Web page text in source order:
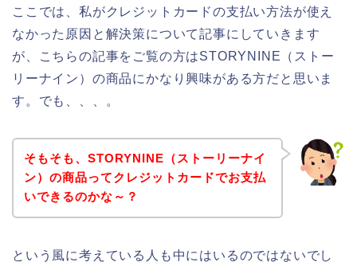
ここでは、私がクレジットカードの支払い方法が使え
なかった原因と解決策について記事にしていきます
が、こちらの記事をご覧の方はSTORYNINE（ストー
リーナイン）の商品にかなり興味がある方だと思いま
す。でも、、、。
そもそも、STORYNINE（ストーリーナイ
ン）の商品ってクレジットカードでお支払
いできるのかな～？
という風に考えている人も中にはいるのではないでし